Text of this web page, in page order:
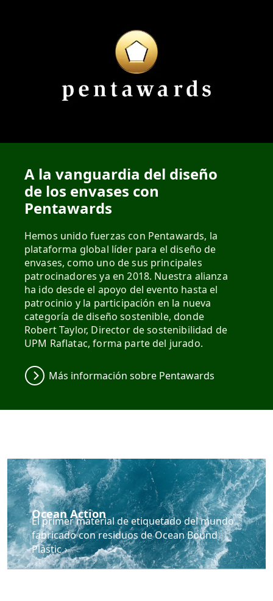
A la vanguardia del diseño
de los envases con
Pentawards
Hemos unido fuerzas con Pentawards, la
plataforma global líder para el diseño de
envases, como uno de sus principales
patrocinadores ya en 2018. Nuestra alianza
ha ido desde el apoyo del evento hasta el
patrocinio y la participación en la nueva
categoría de diseño sostenible, donde
Robert Taylor, Director de sostenibilidad de
UPM Raflatac, forma parte del jurado.
Más información sobre Pentawards
Ocean Action
El primer material de etiquetado del mundo
fabricado con residuos de Ocean Bound
Plastic